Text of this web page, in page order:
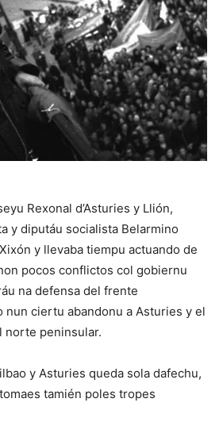
Rexonal d’Asturies y Llión,
y diputáu socialista Belarmino
y llevaba tiempu actuando de
pocos conflictos col gobiernu
na defensa del frente
nun ciertu abandonu a Asturies y el
norte peninsular.
y Asturies queda sola dafechu,
tamién poles tropes